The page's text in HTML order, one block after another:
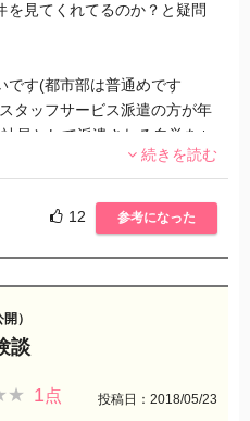
を見てくれてるのか？と疑問
です(都市部は普通めです
タッフサービス派遣の方が年
員として派遣される自覚を｣
就業先は大企業ですので、派
じ理由で、直接雇用になるこ
まで何年かかるのか、直接雇
年耐えるのか…と考えた結
ミラエール推進部の対応は早
もきちんと答えをくれま
込まれますし、就業先で配
続きを読む
12 参考になった
）
談
1点 投稿日：2018/05/23